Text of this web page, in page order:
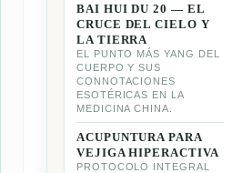
BAI HUI DU 20 — EL
CRUCE DEL CIELO Y
LA TIERRA
EL PUNTO MÁS YANG DEL
CUERPO Y SUS
CONNOTACIONES
ESOTÉRICAS EN LA
MEDICINA CHINA.
ACUPUNTURA PARA
VEJIGA HIPERACTIVA
PROTOCOLO INTEGRAL